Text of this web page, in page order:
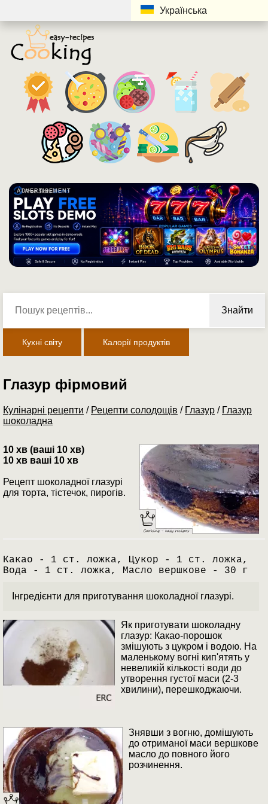
Українська
ADVERTISEMENT
Знайти
Кухні світу Калорії продуктів
Глазур фірмовий
Кулінарні рецепти / Рецепти солодощів / Глазур / Глазур
шоколадна
10 хв (ваші 10 хв)
10 хв ваші 10 хв
Рецепт шоколадної глазурі
для торта, тістечок, пирогів.
Какао - 1 ст. ложка, Цукор - 1 ст. ложка,
Вода - 1 ст. ложка, Масло вершкове - 30 г
Інгредієнти для приготування шоколадної глазурі.
Як приготувати шоколадну
глазур: Какао-порошок
змішують з цукром і водою. На
маленькому вогні кип'ятять у
невеликій кількості води до
утворення густої маси (2-3
хвилини), перешкоджаючи.
Знявши з вогню, домішують
до отриманої маси вершкове
масло до повного його
розчинення.